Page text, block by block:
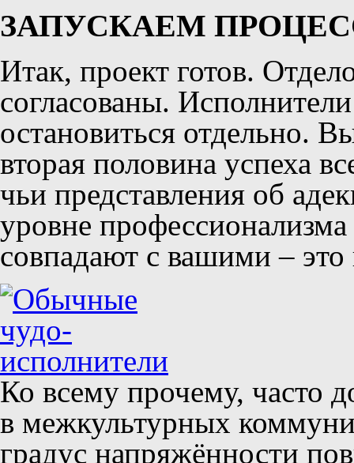
ЗАПУСКАЕМ
Итак, проект готов.
согласованы.
остановиться отдельно.
вторая половина успеха
чьи представления об
уровне
совпадают с вашими –
Ко всему прочему, часто
в межкультурных
градус напряжённости